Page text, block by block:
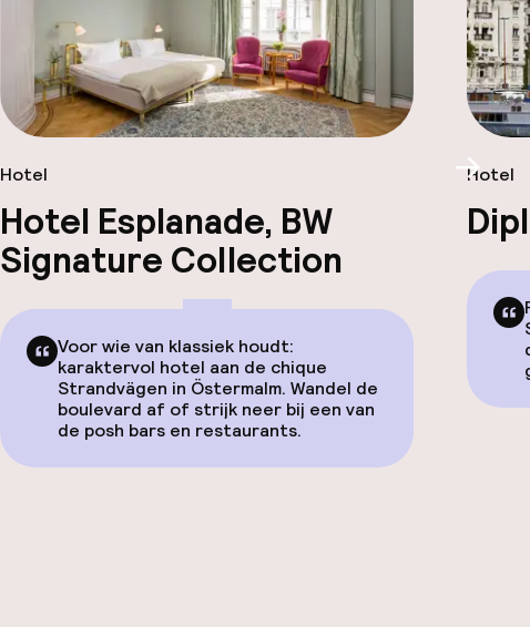
Hotel
Hotel Esplanade, BW
Signature Collection
Voor wie van klassiek houdt:
karaktervol hotel aan de chique
Strandvägen in Östermalm. Wandel de
boulevard af of strijk neer bij een van
de posh bars en restaurants.
Hotel